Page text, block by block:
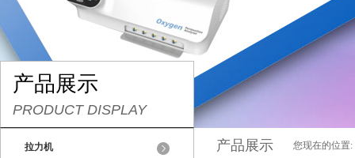
产品展示
PRODUCT DISPLAY
拉力机 产品展示 您现在的位置: